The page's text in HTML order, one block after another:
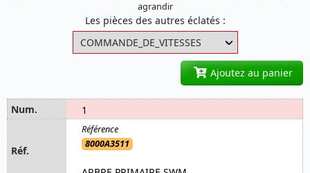
agrandir
Les pièces des autres éclatés :
Ajoutez au panier
1
8000A3511